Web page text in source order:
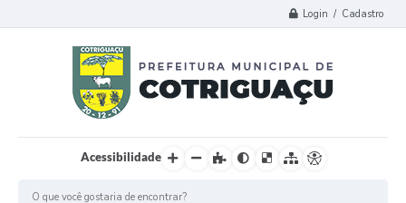
Login / Cadastro
Acessibilidade